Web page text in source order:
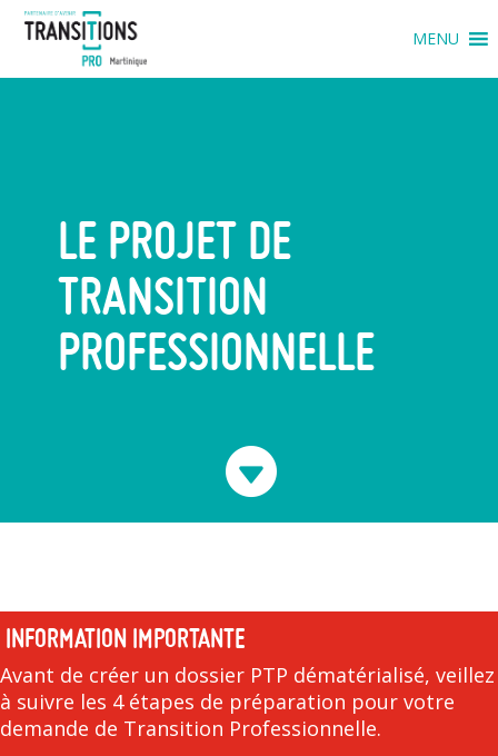
MENU
LE PROJET DE
TRANSITION
PROFESSIONNELLE

INFORMATION IMPORTANTE
Avant de créer un dossier PTP dématérialisé, veillez
à suivre les 4 étapes de préparation pour votre
demande de Transition Professionnelle.